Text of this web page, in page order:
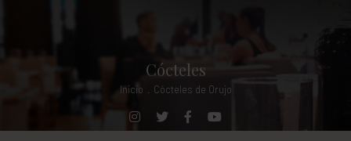
Cócteles
Inicio Cócteles de Orujo